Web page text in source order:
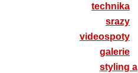
technika
srazy
videospoty
galerie
styling a